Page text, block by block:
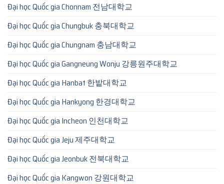
Đại học Quốc gia Chonnam 전남대학교
Đại học Quốc gia Chungbuk 충북대학교
Đại học Quốc gia Chungnam 충남대학교
Đại học Quốc gia Gangneung Wonju 강릉원주대학교
Đại học Quốc gia Hanbat 한밭대학교
Đại học Quốc gia Hankyong 한경대학교
Đại học Quốc gia Incheon 인천대학교
Đại học Quốc gia Jeju 제주대학교
Đại học Quốc gia Jeonbuk 전북대학교
Đại học Quốc gia Kangwon 강원대학교